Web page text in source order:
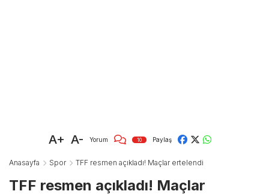
A+ A- Yorum 10 Paylaş
Anasayfa Spor TFF resmen açıkladı! Maçlar ertelendi
TFF resmen açıkladı! Maçlar